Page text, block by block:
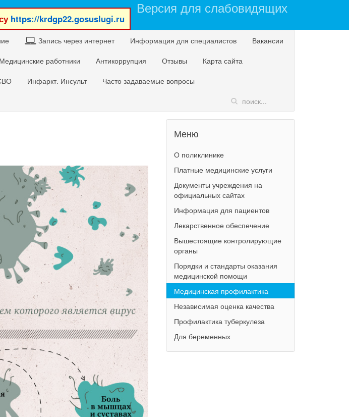
https://krdgp22.gosuslugi.ru
Версия для слабовидящих
Запись через интернет Информация для специалистов
Вакансии
Медицинские работники Антикоррупция Отзывы
Карта сайта
Инфаркт. Инсульт Часто задаваемые вопросы
Меню
О поликлинике
Платные медицинские услуги
Документы учреждения на
официальных сайтах
Информация для пациентов
Лекарственное обеспечение
Вышестоящие контролирующие
органы
Порядки и стандарты оказания
медицинской помощи
Медицинская профилактика
Независимая оценка качества
Профилактика туберкулеза
Для беременных